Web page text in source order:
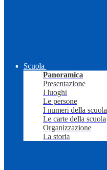
Scuola
Panoramica
Presentazione
I luoghi
Le persone
I numeri della scuola
Le carte della scuola
Organizzazione
La storia